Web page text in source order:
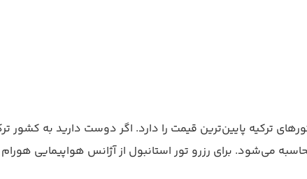
است و بین تورهای ترکیه پایین‌ترین قیمت را دارد. اگر دوست دارید
می‌شود. برای رزرو تور استانبول از آژانس هواپیمایی